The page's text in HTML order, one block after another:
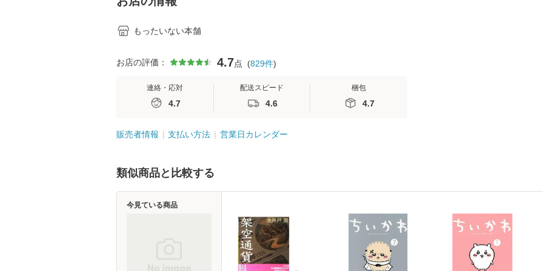
もったいない本舗
お店の評価： 4.7点 (829件)
連絡・応対
4.7
配送スピード
4.6
梱包
4.7
販売者情報 支払い方法 営業日カレンダー
類似商品と比較する
今見ている商品